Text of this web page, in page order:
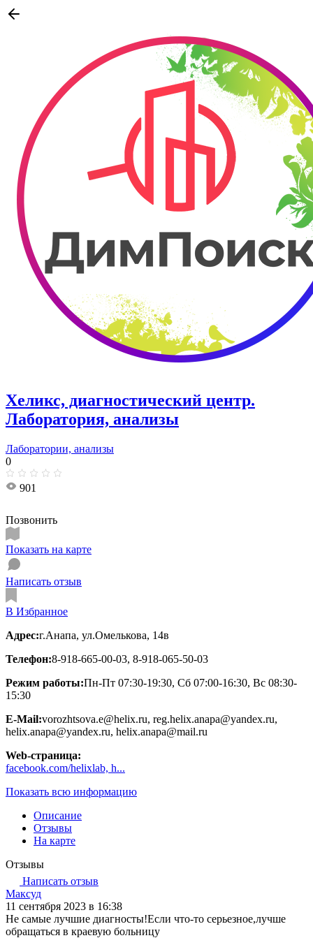
Хеликс, диагностический центр.
Лаборатория, анализы
Лаборатории, анализы
0
901
Позвонить
Показать на карте
Написать отзыв
В Избранное
Адрес:г.Анапа, ул.Омелькова, 14в
Телефон:8-918-665-00-03, 8-918-065-50-03
Режим работы:Пн-Пт 07:30-19:30, Сб 07:00-16:30, Вс 08:30-
15:30
E-Mail:vorozhtsova.e@helix.ru, reg.helix.anapa@yandex.ru,
helix.anapa@yandex.ru, helix.anapa@mail.ru
Web-страница:
facebook.com/helixlab, h...
Показать всю информацию
Описание
Отзывы
На карте
Отзывы
Написать отзыв
Максуд
11 сентября 2023 в 16:38
Не самые лучшие диагносты!Если что-то серьезное,лучше
обращаться в краевую больницу